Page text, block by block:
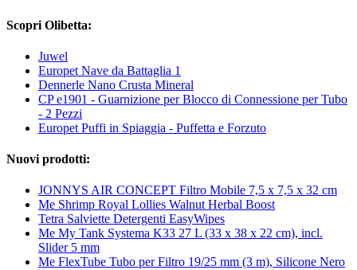
Scopri Olibetta:
Juwel
Europet Nave da Battaglia 1
Dennerle Nano Crusta Mineral
CP e1901 - Guarnizione per Blocco di Connessione per Tubo
- 2 Pezzi
Europet Puffi in Spiaggia - Puffetta e Forzuto
Nuovi prodotti:
JONNYS AIR CONCEPT Filtro Mobile 7,5 x 7,5 x 32 cm
Me Shrimp Royal Lollies Walnut Herbal Boost
Tetra Salviette Detergenti EasyWipes
Me My Tank Systema K33 27 L (33 x 38 x 22 cm), incl.
Slider 5 mm
Me FlexTube Tubo per Filtro 19/25 mm (3 m), Silicone Nero